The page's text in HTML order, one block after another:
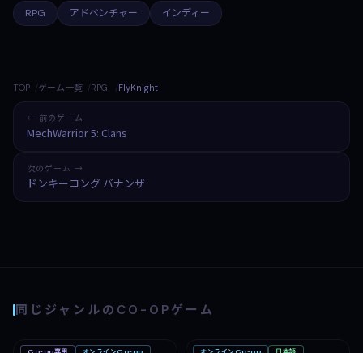
RPG アドベンチャー インディー
TOP ゲーム一覧 RPG FlyKnight
← 前のゲーム
MechWarrior 5: Clans
次のゲーム →
ドンキーコング バナンザ
同じジャンルのCO-OPゲーム